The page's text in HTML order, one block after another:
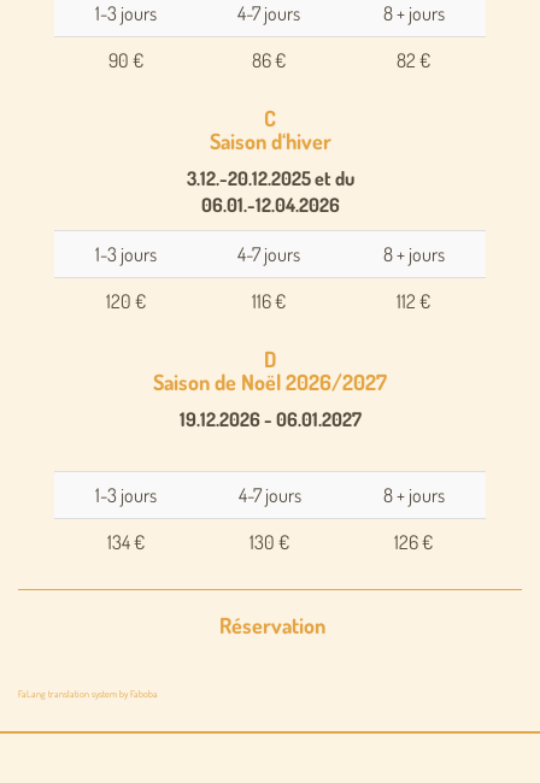
1-3 jours 4-7 jours
8 + jours
90 €
86 € 82 €
C
Saison d‘hiver
3.12.-20.12.2025 et du
06.01.-12.04.2026
1-3 jours 4-7 jours
8 + jours
120 €
116 € 112 €
D
Saison de Noël 2026/2027
19.12.2026 - 06.01.2027
1-3 jours 4-7 jours
8 + jours
134 €
130 € 126 €
Réservation
FaLang translation system by Faboba